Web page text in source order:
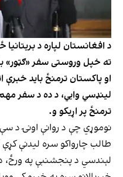
د افغانستان لپاره د
ته خپل وروستی سفر «ګټور»
او پاکستان ترمنځ باید خبرې
لینډسي وايي، د ده د سفر
ترمنځ پر اړیکو و.
نوموړي چې د روانې اونۍ د
طالب چارواکو سره لیدنې
لېندسي د پنجشنبې په ورځ،